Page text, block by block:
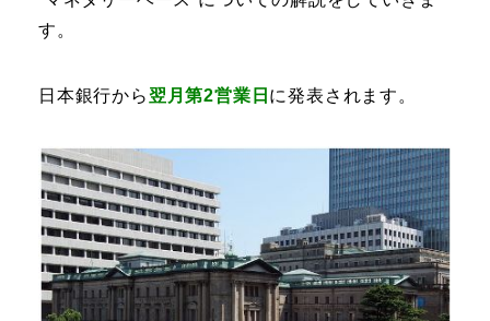
す。
日本銀行から翌月第2営業日 に発表されます。